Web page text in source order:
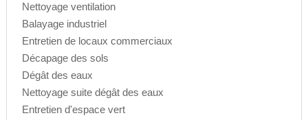
Nettoyage ventilation
Balayage industriel
Entretien de locaux commerciaux
Décapage des sols
Dégât des eaux
Nettoyage suite dégât des eaux
Entretien d'espace vert